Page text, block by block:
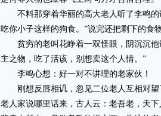
不料那穿着华丽的高大老人听了李鸣的
吃你小子这样的狗食。”说完还把剩下的食
贫穷的老叫花睁着一双怪眼，阴沉沉他
主之物，吃了活该，别想卖这个人情。”
李鸣心想：好一对不讲理的老家伙！
刚想反唇相讥，忽见二位老人互相对望
老人家说哪里话来，古人云：老吾老，天